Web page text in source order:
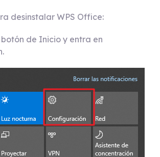
desinstalar WPS Office:
de Inicio y entra en